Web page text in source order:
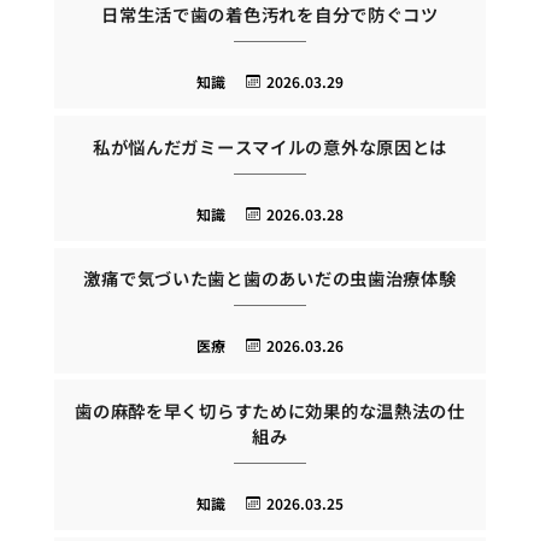
日常生活で歯の着色汚れを自分で防ぐコツ
2026.03.29
知識
私が悩んだガミースマイルの意外な原因とは
2026.03.28
知識
激痛で気づいた歯と歯のあいだの虫歯治療体験
2026.03.26
医療
歯の麻酔を早く切らすために効果的な温熱法の仕
組み
2026.03.25
知識